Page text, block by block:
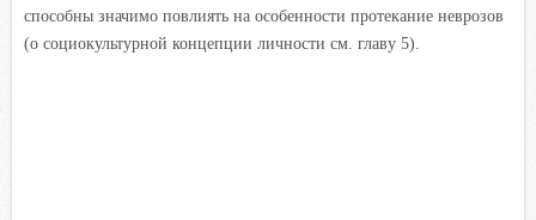
способны значимо повлиять на особенности протекание неврозов
(о социокультурной концепции личности см. главу 5).